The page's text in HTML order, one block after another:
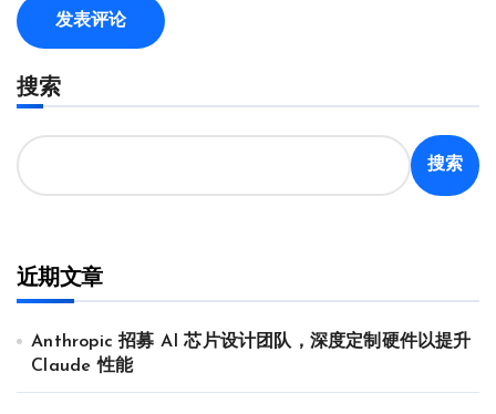
搜索
搜索
近期文章
Anthropic 招募 AI 芯片设计团队，深度定制硬件以提升
Claude 性能